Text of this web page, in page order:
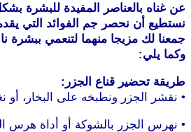
عن غناه بالعناصر المفيدة للبشرة
نستطيع أن نحصر جم الفوائد التي
جمعنا لك مزيجا منهما لتنعمي ببشرة
وكما يلي:
طريقة تحضير قناع الجزر:
• نقشر الجزر ونطبخه على البخار، أو
• نهرس الجزر بالشوكة أو أداة هرس